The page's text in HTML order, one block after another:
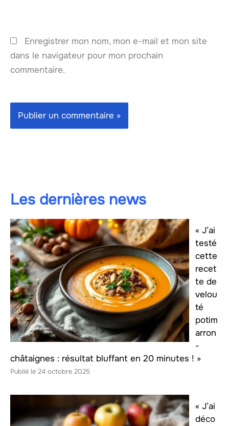
Enregistrer mon nom, mon e-mail et mon site
dans le navigateur pour mon prochain
commentaire.
Les dernières news
« J’ai
testé
cette
recet
te de
velou
té
potim
arron
-
châtaignes : résultat bluffant en 20 minutes ! »
24 octobre 2025
« J’ai
déco